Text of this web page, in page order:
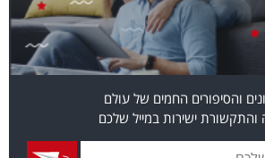
והסיפורים החמים של עולם
והתקשורת ישירות במייל שלכם